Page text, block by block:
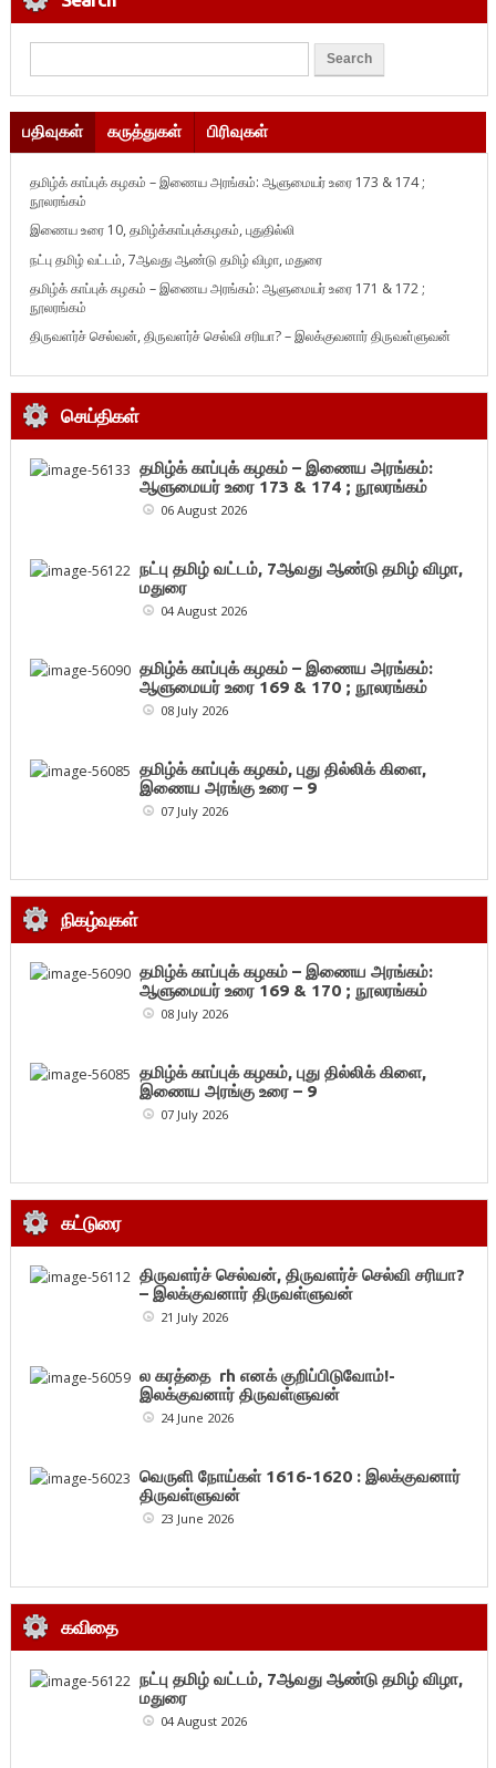
பதிவுகள் கருத்துகள் பிரிவுகள்
தமிழ்க் காப்புக் கழகம் – இணைய அரங்கம்: ஆளுமையர் உரை 173 & 174 ;
நூலரங்கம்
இணைய உரை 10, தமிழ்க்காப்புக்கழகம், புதுதில்லி
நட்பு தமிழ் வட்டம், 7ஆவது ஆண்டு தமிழ் விழா, மதுரை
தமிழ்க் காப்புக் கழகம் – இணைய அரங்கம்: ஆளுமையர் உரை 171 & 172 ;
நூலரங்கம்
திருவளர்ச் செல்வன், திருவளர்ச் செல்வி சரியா? – இலக்குவனார் திருவள்ளுவன்
செய்திகள்
தமிழ்க் காப்புக் கழகம் – இணைய அரங்கம்:
ஆளுமையர் உரை 173 & 174 ; நூலரங்கம்
06 August 2026
நட்பு தமிழ் வட்டம், 7ஆவது ஆண்டு தமிழ் விழா,
மதுரை
04 August 2026
தமிழ்க் காப்புக் கழகம் – இணைய அரங்கம்:
ஆளுமையர் உரை 169 & 170 ; நூலரங்கம்
08 July 2026
தமிழ்க் காப்புக் கழகம், புது தில்லிக் கிளை,
இணைய அரங்கு உரை – 9
07 July 2026
நிகழ்வுகள்
தமிழ்க் காப்புக் கழகம் – இணைய அரங்கம்:
ஆளுமையர் உரை 169 & 170 ; நூலரங்கம்
08 July 2026
தமிழ்க் காப்புக் கழகம், புது தில்லிக் கிளை,
இணைய அரங்கு உரை – 9
07 July 2026
கட்டுரை
திருவளர்ச் செல்வன், திருவளர்ச் செல்வி சரியா?
– இலக்குவனார் திருவள்ளுவன்
21 July 2026
ல கரத்தை rh எனக் குறிப்பிடுவோம்!-
இலக்குவனார் திருவள்ளுவன்
24 June 2026
வெருளி நோய்கள் 1616-1620 : இலக்குவனார்
திருவள்ளுவன்
23 June 2026
கவிதை
நட்பு தமிழ் வட்டம், 7ஆவது ஆண்டு தமிழ் விழா,
மதுரை
04 August 2026